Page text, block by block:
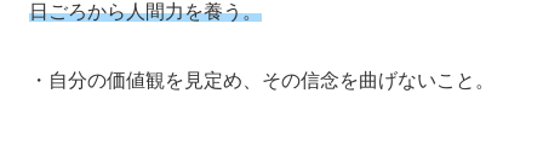
日ごろから人間力を養う。
・自分の価値観を見定め、その信念を曲げないこと。